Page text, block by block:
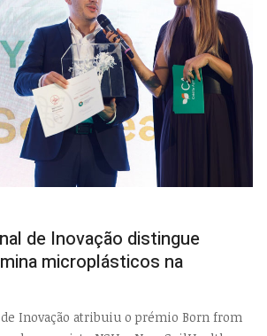
de Inovação distingue
microplásticos na
Inovação atribuiu o prémio Born from